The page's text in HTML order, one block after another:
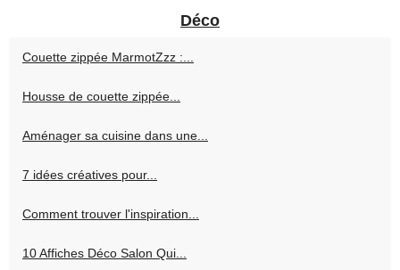
Déco
Couette zippée MarmotZzz :...
Housse de couette zippée...
Aménager sa cuisine dans une...
7 idées créatives pour...
Comment trouver l'inspiration...
10 Affiches Déco Salon Qui...